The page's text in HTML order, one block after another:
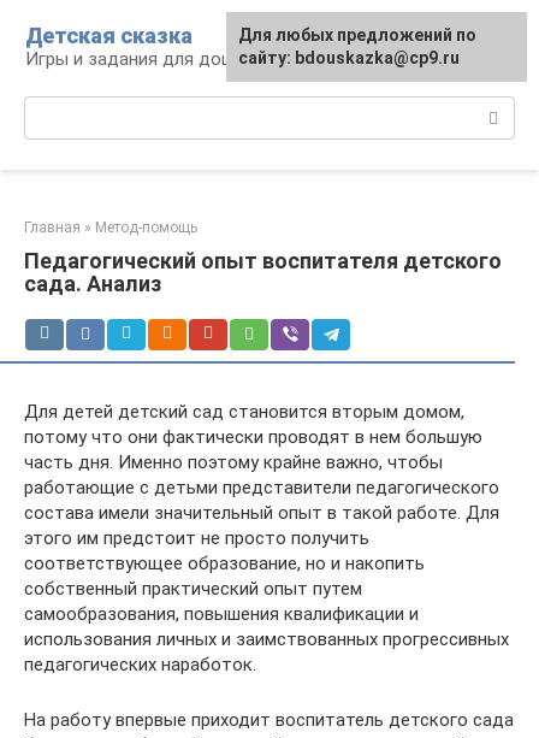
контенту
Детская сказка
Игры и задания для дошкольников
Главная » Метод-помощь
Педагогический опыт воспитателя детского
сада. Анализ
Для детей детский сад становится вторым домом,
потому что они фактически проводят в нем большую
часть дня. Именно поэтому крайне важно, чтобы
работающие с детьми представители педагогического
состава имели значительный опыт в такой работе. Для
этого им предстоит не просто получить
соответствующее образование, но и накопить
собственный практический опыт путем
самообразования, повышения квалификации и
использования личных и заимствованных прогрессивных
педагогических наработок.
На работу впервые приходит воспитатель детского сада
Для любых предложений по
сайту: bdouskazka@cp9.ru